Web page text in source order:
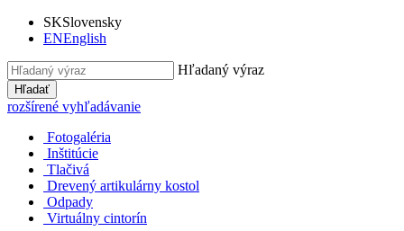
SKSlovensky
ENEnglish
Hľadaný výraz
Hľadať
rozšírené vyhľadávanie
Fotogaléria
Inštitúcie
Tlačivá
Drevený artikulárny kostol
Odpady
Virtuálny cintorín